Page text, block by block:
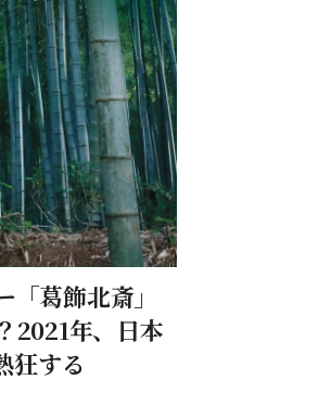
葛飾北斎」
2021年、日本
狂する